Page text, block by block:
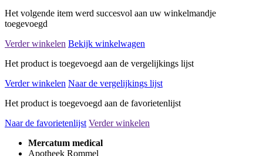
Het volgende item werd succesvol aan uw winkelmandje
toegevoegd
Verder winkelen Bekijk winkelwagen
Het product is toegevoegd aan de vergelijkings lijst
Verder winkelen Naar de vergelijkings lijst
Het product is toegevoegd aan de favorietenlijst
Naar de favorietenlijst Verder winkelen
Mercatum medical
Apotheek Rommel